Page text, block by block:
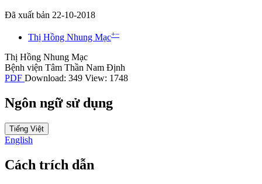
Đã xuất bản 22-10-2018
Thị Hồng Nhung Mạc+−
Thị Hồng Nhung Mạc
Bệnh viện Tâm Thần Nam Định
PDF Download: 349 View: 1748
Ngôn ngữ sử dụng
Tiếng Việt
English
Cách trích dẫn